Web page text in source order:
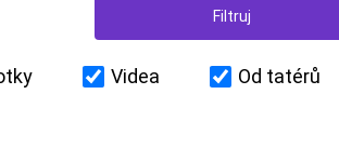
Videa Od tatérů